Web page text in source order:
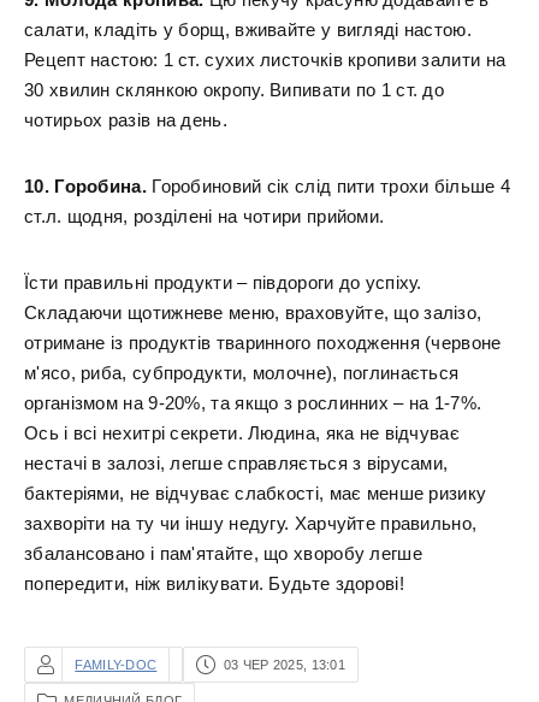
салати, кладіть у борщ, вживайте у вигляді настою.
Рецепт настою: 1 ст. сухих листочків кропиви залити на
30 хвилин склянкою окропу. Випивати по 1 ст. до
чотирьох разів на день.
10. Горобина.Горобиновий сік слід пити трохи більше 4
ст.л. щодня, розділені на чотири прийоми.
Їсти правильні продукти – півдороги до успіху.
Складаючи щотижневе меню, враховуйте, що залізо,
отримане із продуктів тваринного походження (червоне
м'ясо, риба, субпродукти, молочне), поглинається
організмом на 9-20%, та якщо з рослинних – на 1-7%.
Ось і всі нехитрі секрети. Людина, яка не відчуває
нестачі в залозі, легше справляється з вірусами,
бактеріями, не відчуває слабкості, має менше ризику
захворіти на ту чи іншу недугу. Харчуйте правильно,
збалансовано і пам'ятайте, що хворобу легше
попередити, ніж вилікувати. Будьте здорові!
FAMILY-DOC 03 ЧЕР 2025, 13:01